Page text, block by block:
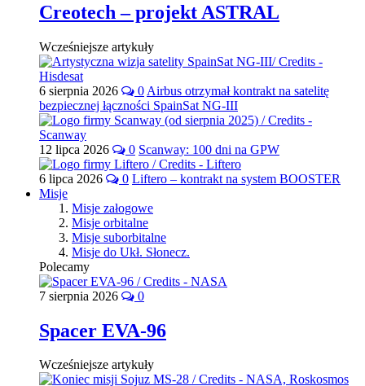
Creotech – projekt ASTRAL
Wcześniejsze artykuły
6 sierpnia 2026 0 Airbus otrzymał kontrakt na satelitę
bezpiecznej łączności SpainSat NG-III
12 lipca 2026 0 Scanway: 100 dni na GPW
6 lipca 2026 0 Liftero – kontrakt na system BOOSTER
Misje
Misje załogowe
Misje orbitalne
Misje suborbitalne
Misje do Ukł. Słonecz.
Polecamy
7 sierpnia 2026 0
Spacer EVA-96
Wcześniejsze artykuły